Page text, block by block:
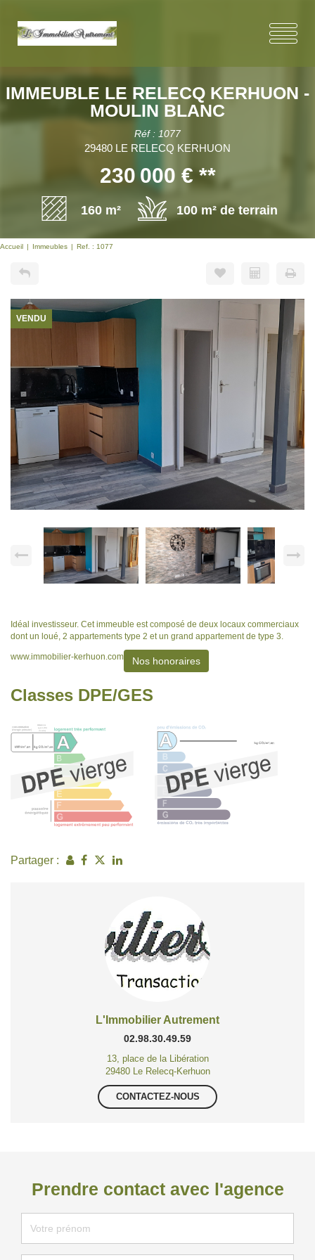
IMMEUBLE LE RELECQ KERHUON -
MOULIN BLANC
Réf : 1077
29480 LE RELECQ KERHUON
230 000 € **
160 m² 100 m² de terrain
Accueil Immeubles Ref. : 1077
VENDU
Idéal investisseur. Cet immeuble est composé de deux locaux commerciaux
dont un loué, 2 appartements type 2 et un grand appartement de type 3.
www.immobilier-kerhuon.com Nos honoraires
Classes DPE/GES
Partager :
L'Immobilier Autrement
02.98.30.49.59
13, place de la Libération
29480 Le Relecq-Kerhuon
CONTACTEZ-NOUS
Prendre contact avec l'agence